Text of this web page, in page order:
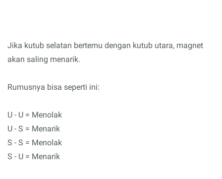
Jika kutub selatan bertemu dengan kutub utara, magnet
akan saling menarik.
Rumusnya bisa seperti ini:
U - U = Menolak
U - S = Menarik
S - S = Menolak
S - U = Menarik